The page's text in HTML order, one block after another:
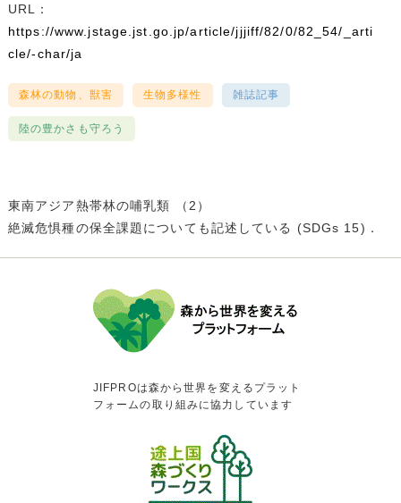
URL：
https://www.jstage.jst.go.jp/article/jjjiff/82/0/82_54/_arti
cle/-char/ja
森林の動物、獣害 生物多様性 雑誌記事
陸の豊かさも守ろう
東南アジア熱帯林の哺乳類 （2）
絶滅危惧種の保全課題についても記述している (SDGs 15)．
JIFPROは森から世界を変えるプラット
フォームの取り組みに協力しています